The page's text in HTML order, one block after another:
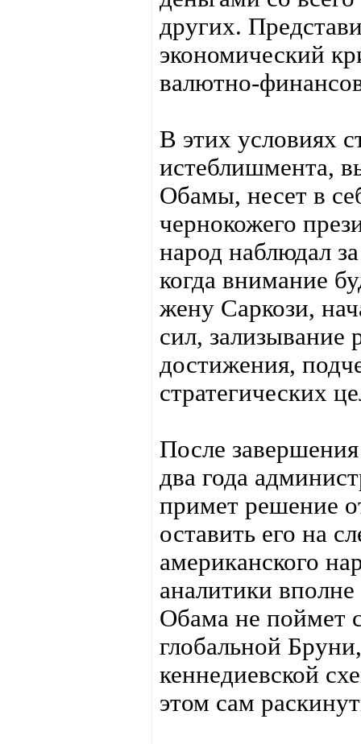
других.
экономический
валютно-
В этих условиях
истеблишмента,
Обамы, несет в
чернокожего
народ наблюдал
когда внимание
жену Саркози,
сил, зализывание
достижения,
стратегических
После
два года
примет решение
оставить его на
американского
аналитики
Обама не поймет
глобальной
кеннедиевской
этом сам